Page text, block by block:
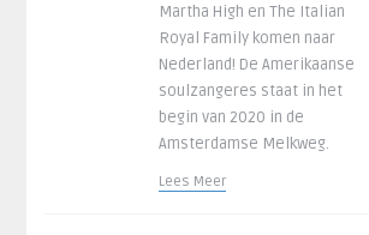
Martha High en The Italian
Royal Family komen naar
Nederland! De Amerikaanse
soulzangeres staat in het
begin van 2020 in de
Amsterdamse Melkweg.
Lees Meer